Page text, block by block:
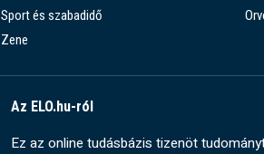
Sport és szabadidő
Zene
Az ELO.hu-ról
Ez az online tudásbázis tizenöt